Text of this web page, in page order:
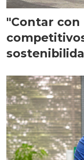
"Contar con